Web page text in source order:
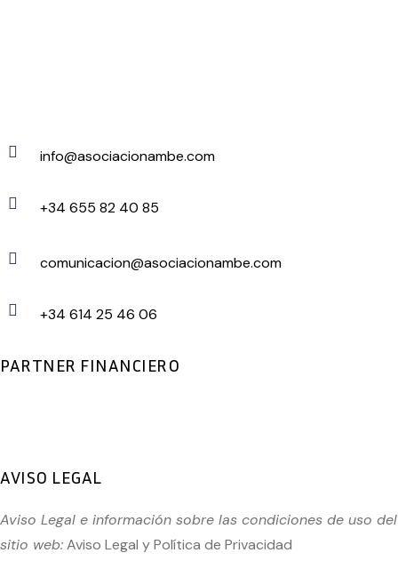
info@asociacionambe.com
+34 655 82 40 85
comunicacion@asociacionambe.com
+34 614 25 46 06
PARTNER FINANCIERO
AVISO LEGAL
Aviso Legal e información sobre las condiciones de uso del
sitio web:Aviso Legal yPolítica de Privacidad